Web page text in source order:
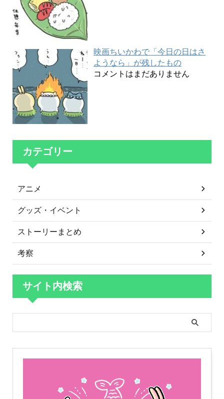
映画ちいかわで「今日の日はさ
ようなら」が残したもの
コメントはまだありません
カテゴリー
アニメ
グッズ・イベント
ストーリーまとめ
考察
サイト内検索